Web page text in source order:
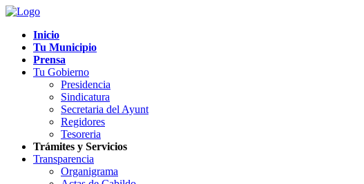
Inicio
Tu Municipio
Prensa
Tu Gobierno
Presidencia
Sindicatura
Secretaria del Ayunt
Regidores
Tesoreria
Trámites y Servicios
Transparencia
Organigrama